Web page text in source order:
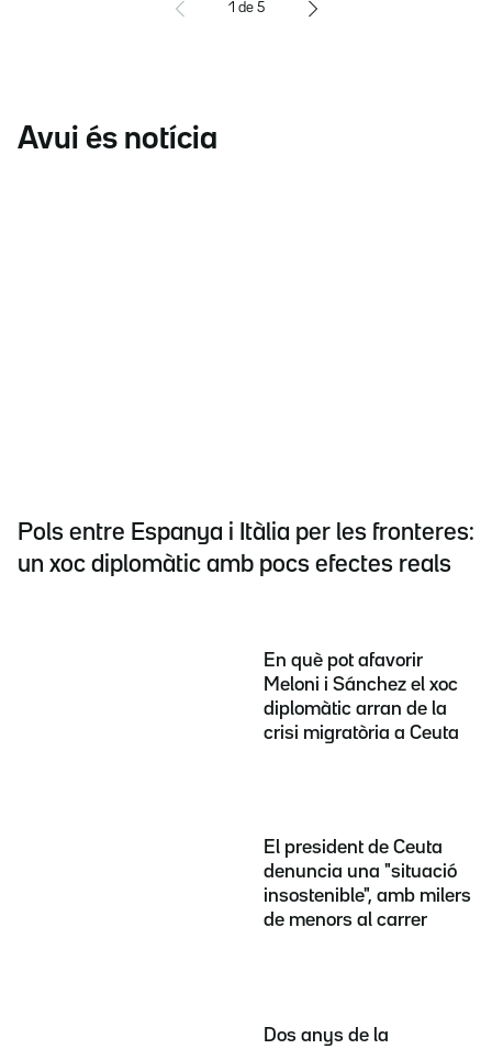
1 de 5
Avui és notícia
Pols entre Espanya i Itàlia per les fronteres:
un xoc diplomàtic amb pocs efectes reals
En què pot afavorir
Meloni i Sánchez el xoc
diplomàtic arran de la
crisi migratòria a Ceuta
El president de Ceuta
denuncia una "situació
insostenible", amb milers
de menors al carrer
Dos anys de la